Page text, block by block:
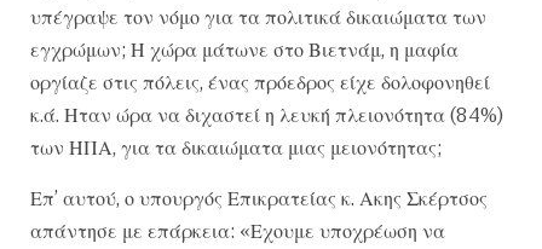
υπέγραψε τον νόμο για τα πολιτικά δικαιώματα των
εγχρώμων; Η χώρα μάτωνε στο Βιετνάμ, η μαφία
οργίαζε στις πόλεις, ένας πρόεδρος είχε δολοφονηθεί
κ.ά. Ηταν ώρα να διχαστεί η λευκή πλειονότητα (84%)
των ΗΠΑ, για τα δικαιώματα μιας μειονότητας;
Επ’ αυτού, ο υπουργός Επικρατείας κ. Ακης Σκέρτσος
απάντησε με επάρκεια: «Εχουμε υποχρέωση να